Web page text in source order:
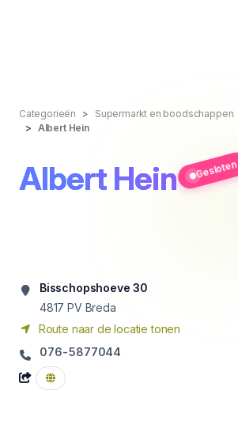
Categorieën Supermarkt en boodschappen
Albert Hein
Albert Hein Gesloten
Bisschopshoeve 30
4817 PV Breda
Route naar de locatie tonen
076-5877044